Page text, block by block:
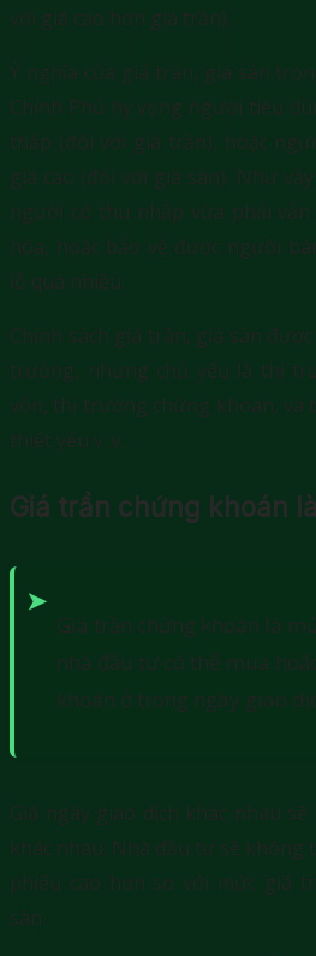
với giá cao hơn giá trần).
Ý nghĩa của giá trần, giá sàn
Chính Phủ hy vọng người tiêu
thấp (đối với giá trần), hoặc
giá cao (đối với giá sàn). Như
người có thu nhập vừa phải
hóa, hoặc bảo vệ được người
lỗ quá nhiều.
Chính sách giá trần, giá sàn
trường, nhưng chủ yếu là thị
vốn, thị trường chứng khoán, và
thiết yếu v..v…
Giá trần chứng khoán
Giá trần chứng khoán là
nhà đầu tư có thể mua
khoán ở trong ngày giao
Giá ngày giao dịch khác nhau
khác nhau. Nhà đầu tư sẽ không
phiếu cao hơn so với mức giá
sàn.